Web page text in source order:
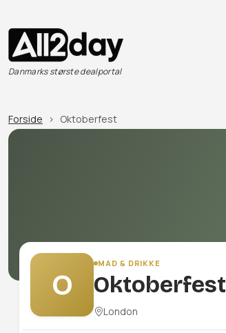
Danmarks største dealportal
Forside Oktoberfest
O
MAD & DRIKKE
Oktoberfest
London